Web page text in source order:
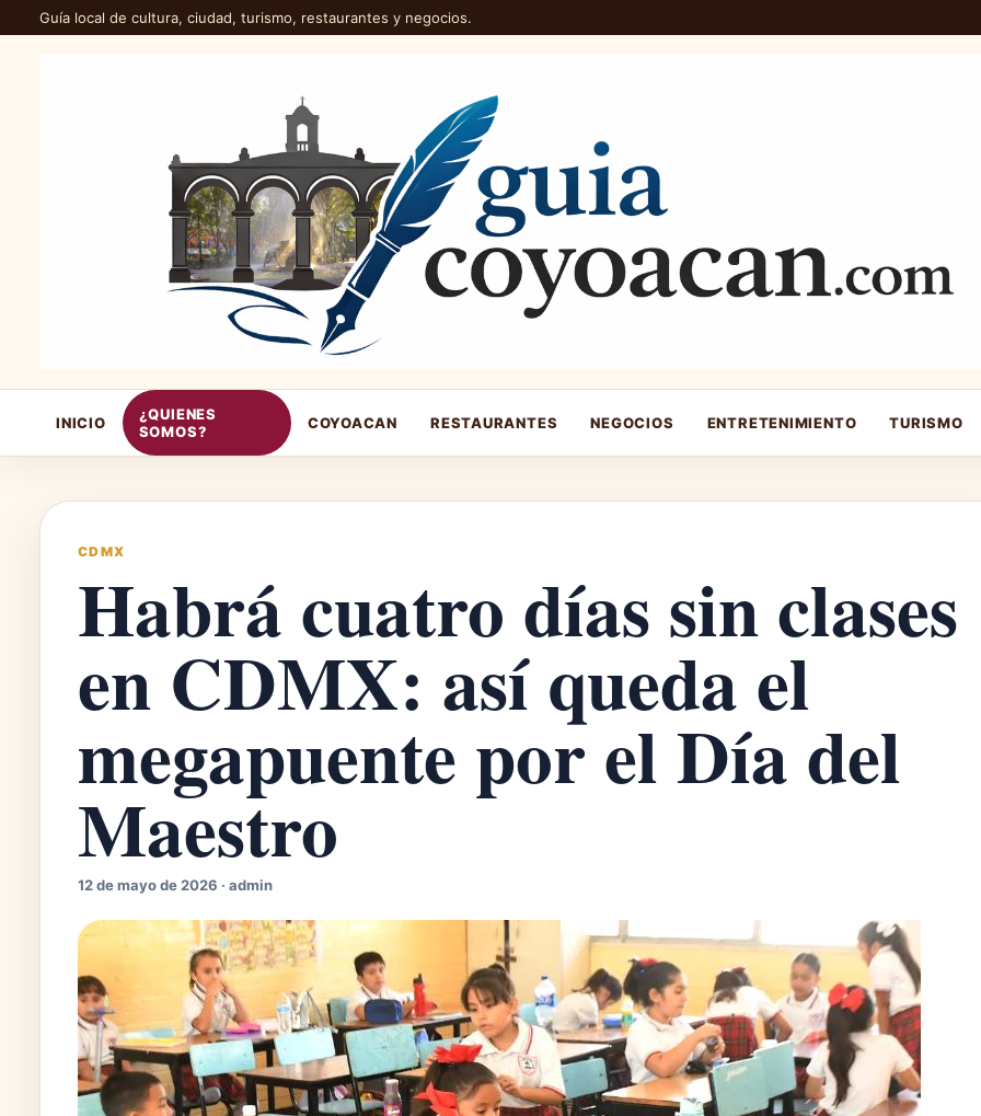
Guía local de cultura, ciudad, turismo, restaurantes y negocios.
INICIO
¿QUIENES
SOMOS?
COYOACAN RESTAURANTES NEGOCIOS ENTRETENIMIENTO TURISMO
CDMX
Habrá cuatro días sin clases
en CDMX: así queda el
megapuente por el Día del
Maestro
12 de mayo de 2026 · admin